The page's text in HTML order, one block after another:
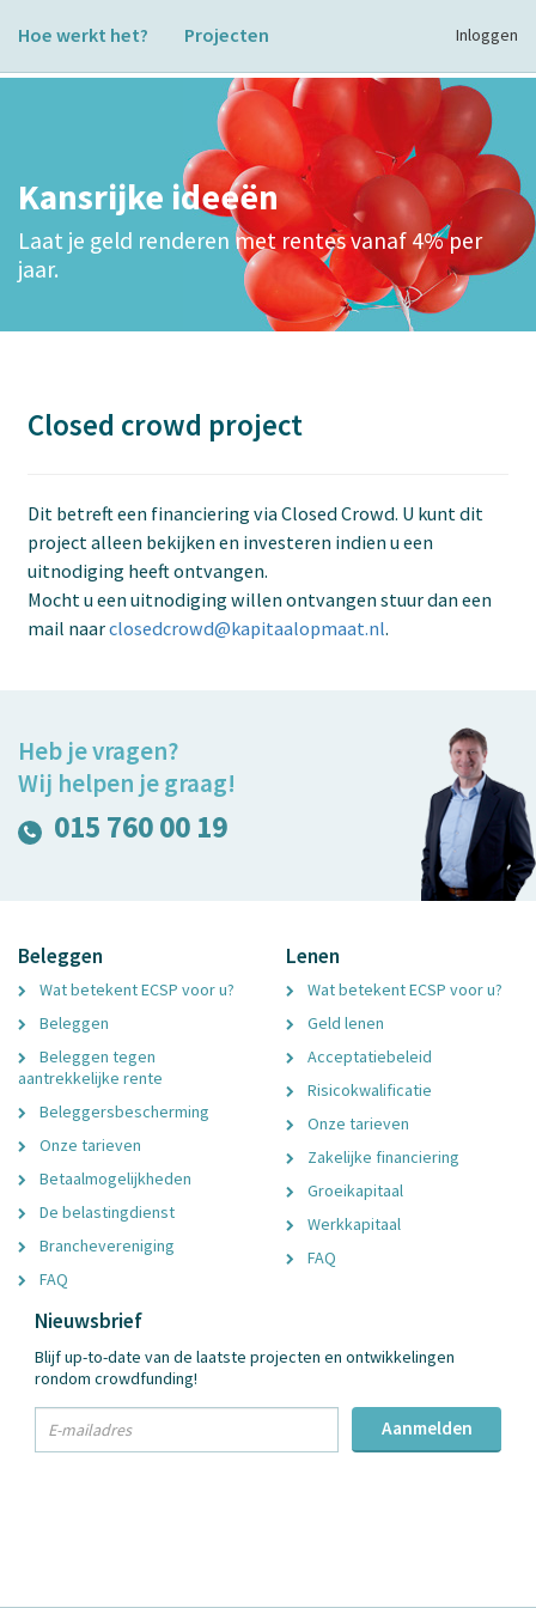
Hoe werkt het? Projecten Inloggen
Kansrijke ideeën
Laat je geld renderen met rentes vanaf 4% per
jaar.
Closed crowd project
Dit betreft een financiering via Closed Crowd. U kunt dit
project alleen bekijken en investeren indien u een
uitnodiging heeft ontvangen.
Mocht u een uitnodiging willen ontvangen stuur dan een
mail naarclosedcrowd@kapitaalopmaat.nl.
Heb je vragen?
Wij helpen je graag!
015 760 00 19
Beleggen
Wat betekent ECSP voor u?
Beleggen
Beleggen tegen
aantrekkelijke rente
Beleggersbescherming
Onze tarieven
Betaalmogelijkheden
De belastingdienst
Branchevereniging
FAQ
Lenen
Wat betekent ECSP voor u?
Geld lenen
Acceptatiebeleid
Risicokwalificatie
Onze tarieven
Zakelijke financiering
Groeikapitaal
Werkkapitaal
FAQ
Nieuwsbrief
Blijf up-to-date van de laatste projecten en ontwikkelingen
rondom crowdfunding!
Email
Aanmelden